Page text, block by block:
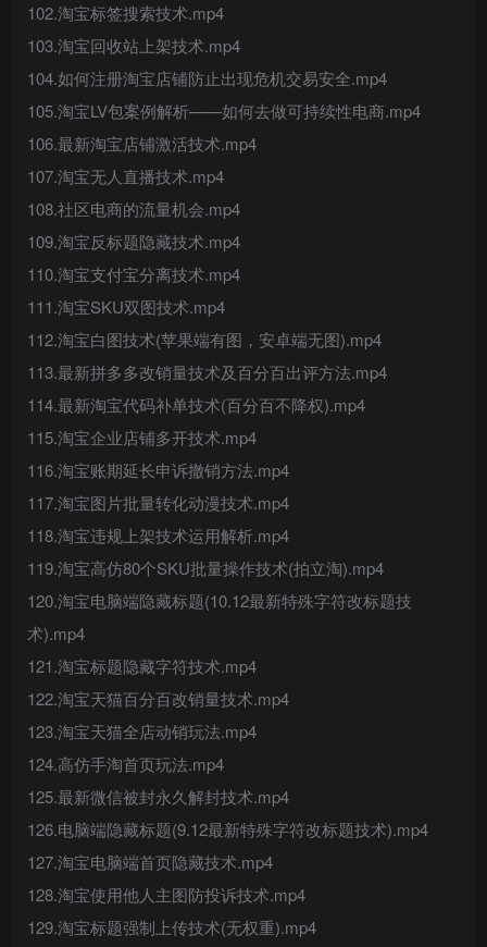
102.淘宝标签搜索技术.mp4
103.淘宝回收站上架技术.mp4
104.如何注册淘宝店铺防止出现危机交易安全.mp4
105.淘宝LV包案例解析——如何去做可持续性电商.mp4
106.最新淘宝店铺激活技术.mp4
107.淘宝无人直播技术.mp4
108.社区电商的流量机会.mp4
109.淘宝反标题隐藏技术.mp4
110.淘宝支付宝分离技术.mp4
111.淘宝SKU双图技术.mp4
112.淘宝白图技术(苹果端有图，安卓端无图).mp4
113.最新拼多多改销量技术及百分百出评方法.mp4
114.最新淘宝代码补单技术(百分百不降权).mp4
115.淘宝企业店铺多开技术.mp4
116.淘宝账期延长申诉撤销方法.mp4
117.淘宝图片批量转化动漫技术.mp4
118.淘宝违规上架技术运用解析.mp4
119.淘宝高仿80个SKU批量操作技术(拍立淘).mp4
120.淘宝电脑端隐藏标题(10.12最新特殊字符改标题技
术).mp4
121.淘宝标题隐藏字符技术.mp4
122.淘宝天猫百分百改销量技术.mp4
123.淘宝天猫全店动销玩法.mp4
124.高仿手淘首页玩法.mp4
125.最新微信被封永久解封技术.mp4
126.电脑端隐藏标题(9.12最新特殊字符改标题技术).mp4
127.淘宝电脑端首页隐藏技术.mp4
128.淘宝使用他人主图防投诉技术.mp4
129.淘宝标题强制上传技术(无权重).mp4